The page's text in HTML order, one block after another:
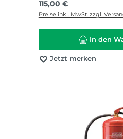
Regulärer Preis:
115,00 €
Preise inkl. MwSt. zzgl.
In den
Jetzt merken